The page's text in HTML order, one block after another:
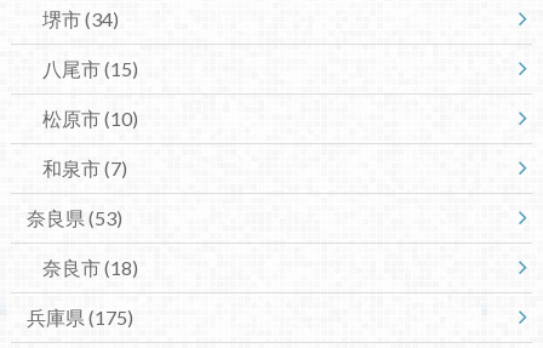
堺市(34)
八尾市(15)
松原市(10)
和泉市(7)
奈良県 (53)
奈良市(18)
兵庫県 (175)